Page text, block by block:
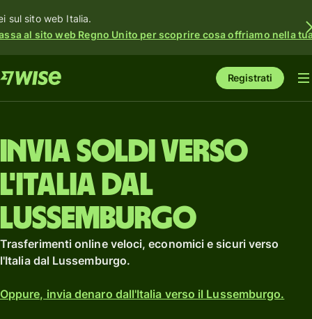
sul sito web Italia.
al sito web Regno Unito per scoprire cosa offriamo nella
Registrati
Invia soldi verso
l'Italia dal
Lussemburgo
Trasferimenti online veloci, economici e sicuri verso
l'Italia dal Lussemburgo.
Oppure, invia denaro dall'Italia verso il Lussemburgo.